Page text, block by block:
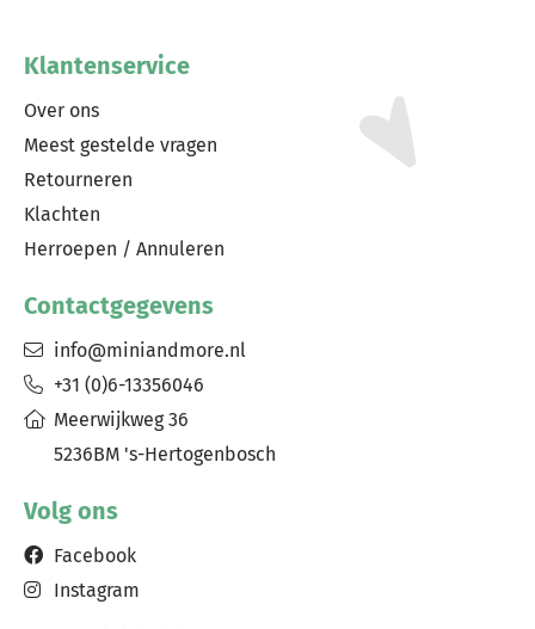
Klantenservice
Over ons
Meest gestelde vragen
Retourneren
Klachten
Herroepen / Annuleren
Contactgegevens
info@miniandmore.nl
+31 (0)6-13356046
Meerwijkweg 36
5236BM 's-Hertogenbosch
Volg ons
Facebook
Instagram